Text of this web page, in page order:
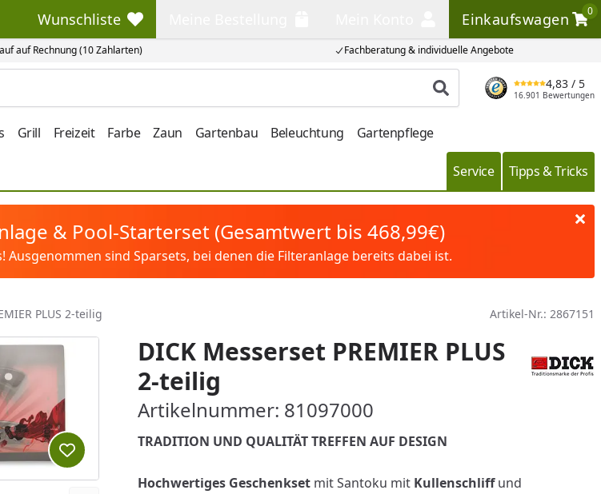
auf Rechnung (10 Zahlarten) Fachberatung & individuelle Angebote
Wunschliste
Wunschliste Einkaufswagen
0
Einkaufswagen
Produkt suchen
4,83 / 5
16.901 Bewertungen
Grill Freizeit Farbe Zaun Gartenbau Beleuchtung Gartenpflege
Service Tipps & Tricks
& Pool-Starterset (Gesamtwert bis 468,99€)
Ausgenommen sind Sparsets, bei denen die Filteranlage bereits dabei ist.
PLUS 2-teilig Artikel-Nr.: 2867151
Produkt zur Wunschliste hinzufügen
DICK Messerset PREMIER PLUS
2-teilig
Artikelnummer: 81097000
TRADITION UND QUALITÄT TREFFEN AUF DESIGN
Hochwertiges Geschenksetmit Santoku mitKullenschliffund